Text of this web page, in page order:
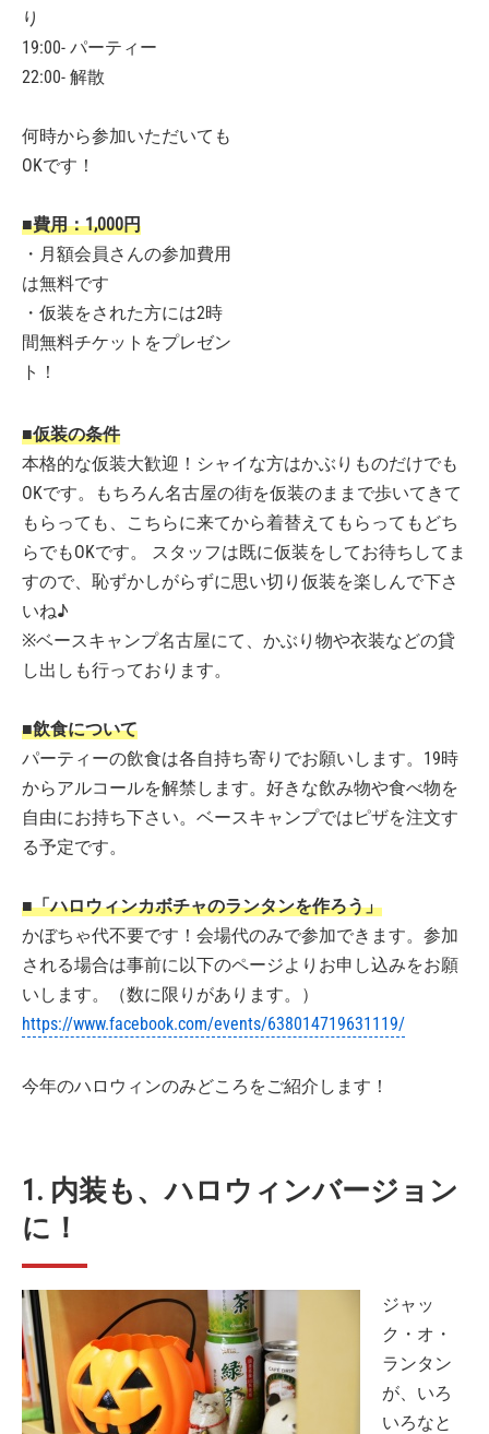
り
19:00- パーティー
22:00- 解散
何時から参加いただいても
OKです！
■費用：1,000円
・月額会員さんの参加費用
は無料です
・仮装をされた方には2時
間無料チケットをプレゼン
ト！
■仮装の条件
本格的な仮装大歓迎！シャイな方はかぶりものだけでも
OKです。もちろん名古屋の街を仮装のままで歩いてきて
もらっても、こちらに来てから着替えてもらってもどち
らでもOKです。 スタッフは既に仮装をしてお待ちしてま
すので、恥ずかしがらずに思い切り仮装を楽しんで下さ
いね♪
※ベースキャンプ名古屋にて、かぶり物や衣装などの貸
し出しも行っております。
■飲食について
パーティーの飲食は各自持ち寄りでお願いします。19時
からアルコールを解禁します。好きな飲み物や食べ物を
自由にお持ち下さい。ベースキャンプではピザを注文す
る予定です。
■「ハロウィンカボチャのランタンを作ろう」
かぼちゃ代不要です！会場代のみで参加できます。参加
される場合は事前に以下のページよりお申し込みをお願
いします。（数に限りがあります。）
https://www.facebook.com/events/638014719631119/
今年のハロウィンのみどころをご紹介します！
1. 内装も、ハロウィンバージョン
に！
ジャッ
ク・オ・
ランタン
が、いろ
いろなと